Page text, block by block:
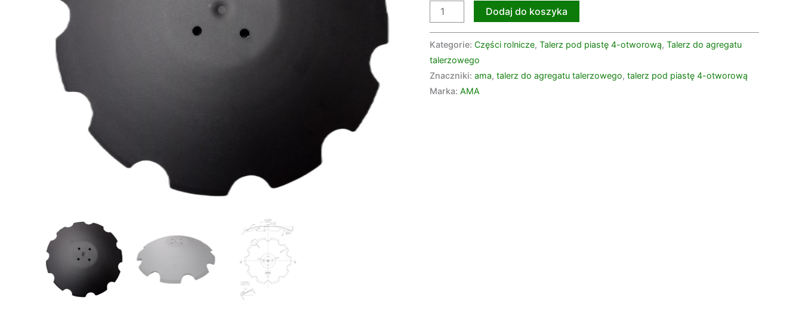
grubość
mm
Kockerling
910964
Smart
Dodaj do koszyka
Kategorie: Części rolnicze, Talerz pod piastę 4-otworową, Talerz do agregatu
talerzowego
Znaczniki: ama, talerz do agregatu talerzowego, talerz pod piastę 4-otworową
Marka: AMA